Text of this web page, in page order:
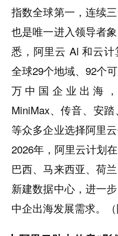
指数全球第一，连续
也是唯一进入领导者
悉，阿里云 Al 和云
全球29个地域、92个
万中国企业出海
MiniMax、传音、安
等众多企业选择阿里
2026年，阿里云计划
巴西、马来西亚、荷
新建数据中心，进一
中企出海发展需求。（